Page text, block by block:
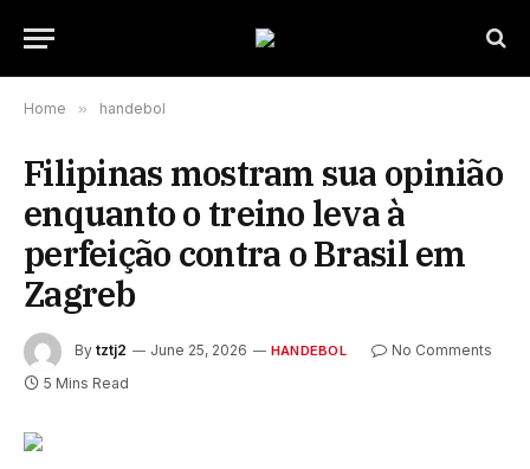
Home » handebol
Filipinas mostram sua opinião
enquanto o treino leva à
perfeição contra o Brasil em
Zagreb
By tztj2 June 25, 2026 HANDEBOL
No Comments
5 Mins Read